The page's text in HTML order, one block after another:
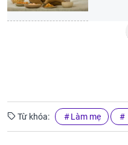
Từ khóa: Làm mẹ